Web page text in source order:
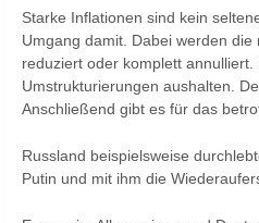
Starke Inflationen sind kein
Umgang damit. Dabei werden
reduziert oder komplett
Umstrukturierungen aushalten.
Anschließend gibt es für das
Russland beispielsweise
Putin und mit ihm die